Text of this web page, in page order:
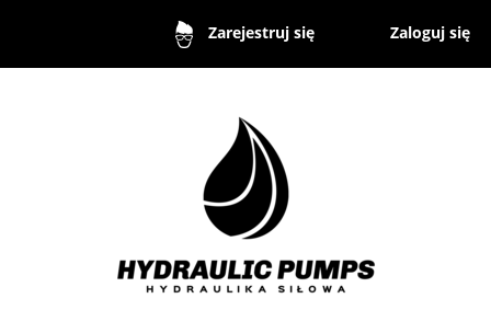
Zarejestruj się Zaloguj się